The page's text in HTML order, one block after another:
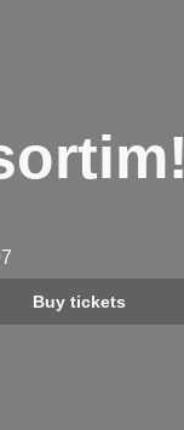
Buy tickets